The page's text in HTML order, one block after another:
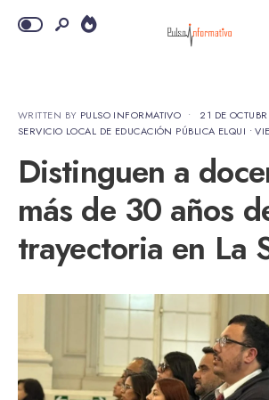
WRITTEN BY PULSO INFORMATIVO • 21 DE
SERVICIO LOCAL DE EDUCACIÓN PÚBLICA ELQUI •
Distinguen a
más de 30 años
trayectoria en La